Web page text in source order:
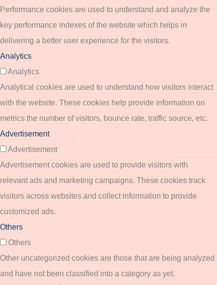
Performance cookies are used to understand and analyze the
key performance indexes of the website which helps in
delivering a better user experience for the visitors.
Analytics
Analytics
Analytical cookies are used to understand how visitors interact
with the website. These cookies help provide information on
metrics the number of visitors, bounce rate, traffic source, etc.
Advertisement
Advertisement
Advertisement cookies are used to provide visitors with
relevant ads and marketing campaigns. These cookies track
visitors across websites and collect information to provide
customized ads.
Others
Others
Other uncategorized cookies are those that are being analyzed
and have not been classified into a category as yet.